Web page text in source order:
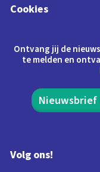
Cookies
Ontvang jij de
te melden en
Nieuwsbrief
Volg ons!